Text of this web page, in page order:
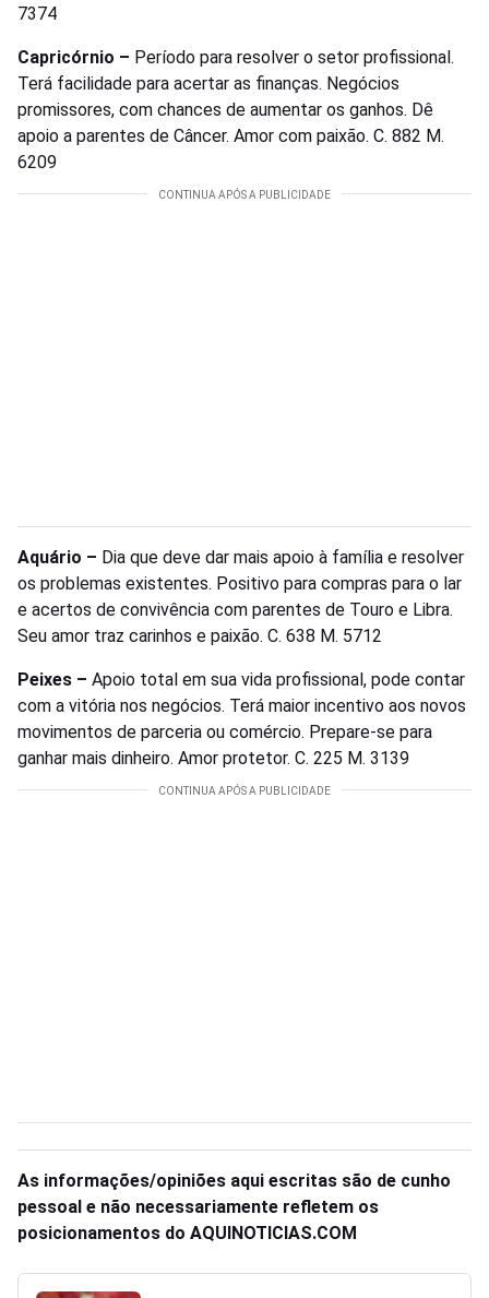
7374
Capricórnio – Período para resolver o setor profissional.
Terá facilidade para acertar as finanças. Negócios
promissores, com chances de aumentar os ganhos. Dê
apoio a parentes de Câncer. Amor com paixão. C. 882 M.
6209
Aquário – Dia que deve dar mais apoio à família e resolver
os problemas existentes. Positivo para compras para o lar
e acertos de convivência com parentes de Touro e Libra.
Seu amor traz carinhos e paixão. C. 638 M. 5712
Peixes – Apoio total em sua vida profissional, pode contar
com a vitória nos negócios. Terá maior incentivo aos novos
movimentos de parceria ou comércio. Prepare-se para
ganhar mais dinheiro. Amor protetor. C. 225 M. 3139
As informações/opiniões aqui escritas são de cunho
pessoal e não necessariamente refletem os
posicionamentos do AQUINOTICIAS.COM